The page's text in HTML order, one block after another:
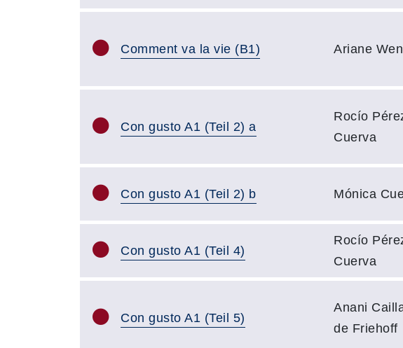
Comment va la vie (B1) Ariane
Con gusto A1 (Teil 2) a
Rocío
Cuerva
Con gusto A1 (Teil 2) b Mónica
Con gusto A1 (Teil 4)
Rocío
Cuerva
Con gusto A1 (Teil 5)
Anani
de Friehoff